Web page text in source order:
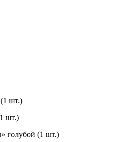
шт.)
шт.)
голубой (1 шт.)